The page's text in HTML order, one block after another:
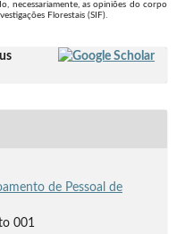
necessariamente, as opiniões do corpo
Florestais (SIF).
de Pessoal de
001